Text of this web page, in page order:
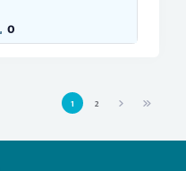
0
1
2